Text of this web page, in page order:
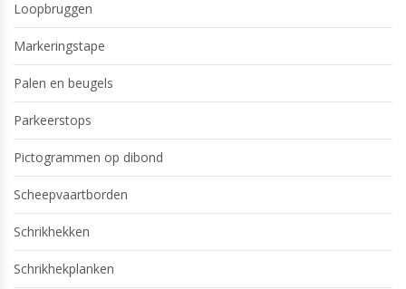
Loopbruggen
Markeringstape
Palen en beugels
Parkeerstops
Pictogrammen op dibond
Scheepvaartborden
Schrikhekken
Schrikhekplanken